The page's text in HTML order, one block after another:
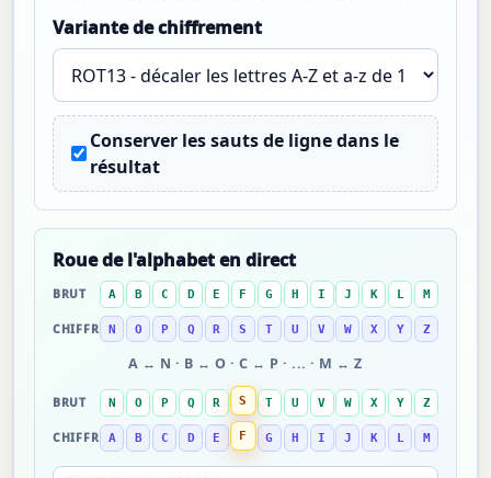
Variante de chiffrement
Conserver les sauts de ligne dans le
résultat
Roue de l'alphabet en direct
BRUT A B C D E F G H I J K L M
CHIFFRÉ N O P Q R S T U V W X Y Z
A ↔ N · B ↔ O · C ↔ P · ... · M ↔ Z
BRUT N O P Q R S T U V W X Y Z
CHIFFRÉ A B C D E F G H I J K L M